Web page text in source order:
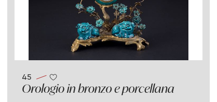
45
Orologio in bronzo e porcellana